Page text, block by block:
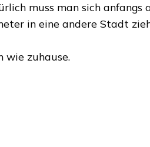
muss man sich anfangs
in eine andere Stadt
wie zuhause.